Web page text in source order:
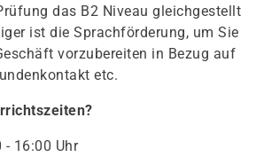
das B2 Niveau gleichgestellt
ist die Sprachförderung, um Sie
vorzubereiten in Bezug auf
etc.
- 16:00 Uhr